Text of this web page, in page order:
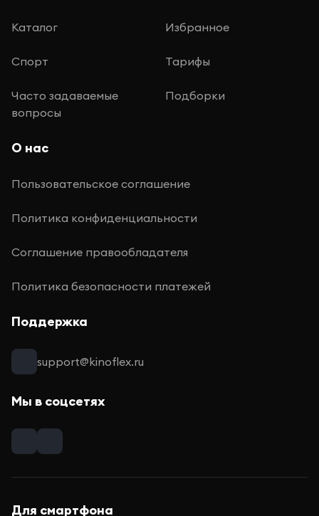
Каталог Избранное
Спорт Тарифы
Часто задаваемые
вопросы
Подборки
О нас
Пользовательское соглашение
Политика конфиденциальности
Соглашение правообладателя
Политика безопасности платежей
Поддержка
support@kinoflex.ru
Мы в соцсетях
Для смартфона